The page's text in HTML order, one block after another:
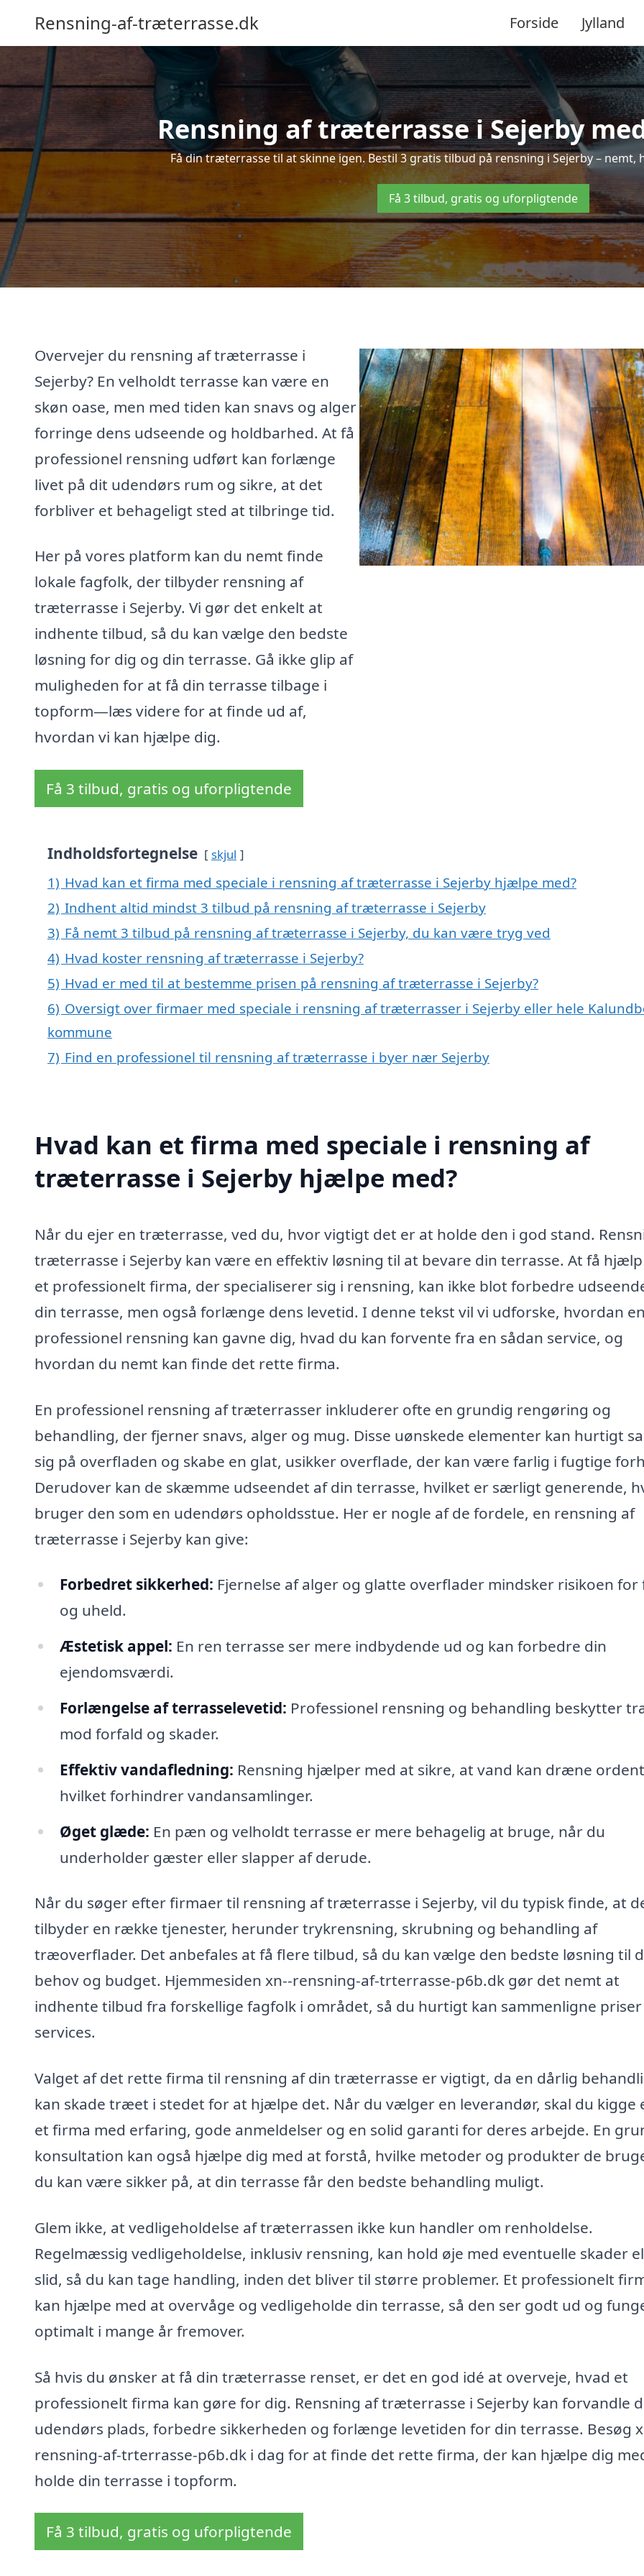
Rensning-af-træterrasse.dk Forside Jylland
Rensning af træterrasse i Sejerby
Få din træterrasse til at skinne igen. Bestil 3 gratis tilbud på rensning i Sejerby –
Få 3 tilbud, gratis og uforpligtende
Overvejer du rensning af træterrasse i
Sejerby? En velholdt terrasse kan være en
skøn oase, men med tiden kan snavs og alger
forringe dens udseende og holdbarhed. At få
professionel rensning udført kan forlænge
livet på dit udendørs rum og sikre, at det
forbliver et behageligt sted at tilbringe tid.
Her på vores platform kan du nemt finde
lokale fagfolk, der tilbyder rensning af
træterrasse i Sejerby. Vi gør det enkelt at
indhente tilbud, så du kan vælge den bedste
løsning for dig og din terrasse. Gå ikke glip af
muligheden for at få din terrasse tilbage i
topform—læs videre for at finde ud af,
hvordan vi kan hjælpe dig.
Få 3 tilbud, gratis og uforpligtende
Indholdsfortegnelse skjul
1) Hvad kan et firma med speciale i rensning af træterrasse i Sejerby hjælpe med?
2) Indhent altid mindst 3 tilbud på rensning af træterrasse i Sejerby
3) Få nemt 3 tilbud på rensning af træterrasse i Sejerby, du kan være tryg ved
4) Hvad koster rensning af træterrasse i Sejerby?
5) Hvad er med til at bestemme prisen på rensning af træterrasse i Sejerby?
6) Oversigt over firmaer med speciale i rensning af træterrasser i Sejerby eller hele
kommune
7) Find en professionel til rensning af træterrasse i byer nær Sejerby
Hvad kan et firma med speciale i rensning af
træterrasse i Sejerby hjælpe med?
Når du ejer en træterrasse, ved du, hvor vigtigt det er at holde den i god stand.
træterrasse i Sejerby kan være en effektiv løsning til at bevare din terrasse. At få
et professionelt firma, der specialiserer sig i rensning, kan ikke blot forbedre
din terrasse, men også forlænge dens levetid. I denne tekst vil vi udforske, hvordan en
professionel rensning kan gavne dig, hvad du kan forvente fra en sådan service, og
hvordan du nemt kan finde det rette firma.
En professionel rensning af træterrasser inkluderer ofte en grundig rengøring og
behandling, der fjerner snavs, alger og mug. Disse uønskede elementer kan hurtigt
sig på overfladen og skabe en glat, usikker overflade, der kan være farlig i fugtige
Derudover kan de skæmme udseendet af din terrasse, hvilket er særligt generende,
bruger den som en udendørs opholdsstue. Her er nogle af de fordele, en rensning af
træterrasse i Sejerby kan give:
Forbedret sikkerhed: Fjernelse af alger og glatte overflader mindsker risikoen for
og uheld.
Æstetisk appel: En ren terrasse ser mere indbydende ud og kan forbedre din
ejendomsværdi.
Forlængelse af terrasselevetid: Professionel rensning og behandling beskytter
mod forfald og skader.
Effektiv vandafledning: Rensning hjælper med at sikre, at vand kan dræne
hvilket forhindrer vandansamlinger.
Øget glæde: En pæn og velholdt terrasse er mere behagelig at bruge, når du
underholder gæster eller slapper af derude.
Når du søger efter firmaer til rensning af træterrasse i Sejerby, vil du typisk finde, at
tilbyder en række tjenester, herunder trykrensning, skrubning og behandling af
træoverflader. Det anbefales at få flere tilbud, så du kan vælge den bedste løsning til
behov og budget. Hjemmesiden xn--rensning-af-trterrasse-p6b.dk gør det nemt at
indhente tilbud fra forskellige fagfolk i området, så du hurtigt kan sammenligne
services.
Valget af det rette firma til rensning af din træterrasse er vigtigt, da en dårlig
kan skade træet i stedet for at hjælpe det. Når du vælger en leverandør, skal du kigge
et firma med erfaring, gode anmeldelser og en solid garanti for deres arbejde. En
konsultation kan også hjælpe dig med at forstå, hvilke metoder og produkter de
du kan være sikker på, at din terrasse får den bedste behandling muligt.
Glem ikke, at vedligeholdelse af træterrassen ikke kun handler om renholdelse.
Regelmæssig vedligeholdelse, inklusiv rensning, kan hold øje med eventuelle skader
slid, så du kan tage handling, inden det bliver til større problemer. Et professionelt
kan hjælpe med at overvåge og vedligeholde din terrasse, så den ser godt ud og
optimalt i mange år fremover.
Så hvis du ønsker at få din træterrasse renset, er det en god idé at overveje, hvad et
professionelt firma kan gøre for dig. Rensning af træterrasse i Sejerby kan forvandle
udendørs plads, forbedre sikkerheden og forlænge levetiden for din terrasse. Besøg
rensning-af-trterrasse-p6b.dk i dag for at finde det rette firma, der kan hjælpe dig
holde din terrasse i topform.
Få 3 tilbud, gratis og uforpligtende